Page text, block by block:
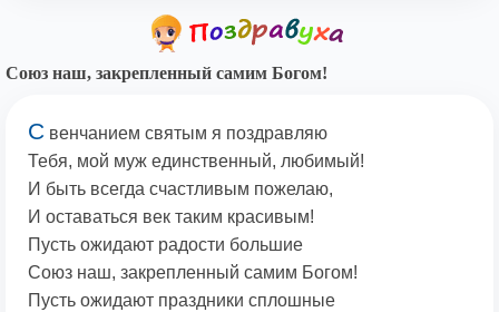
Союз наш, закрепленный самим Богом!
С венчанием святым я поздравляю
Тебя, мой муж единственный, любимый!
И быть всегда счастливым пожелаю,
И оставаться век таким красивым!
Пусть ожидают радости большие
Союз наш, закрепленный самим Богом!
Пусть ожидают праздники сплошные